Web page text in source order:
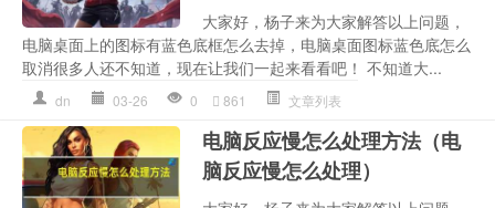
大家好，杨子来为大家解答以上问题，
电脑桌面上的图标有蓝色底框怎么去掉，电脑桌面图标蓝色底怎么
取消很多人还不知道，现在让我们一起来看看吧！ 不知道大...
dn 03-26 0 861 文章列表
电脑反应慢怎么处理方法（电
脑反应慢怎么处理）